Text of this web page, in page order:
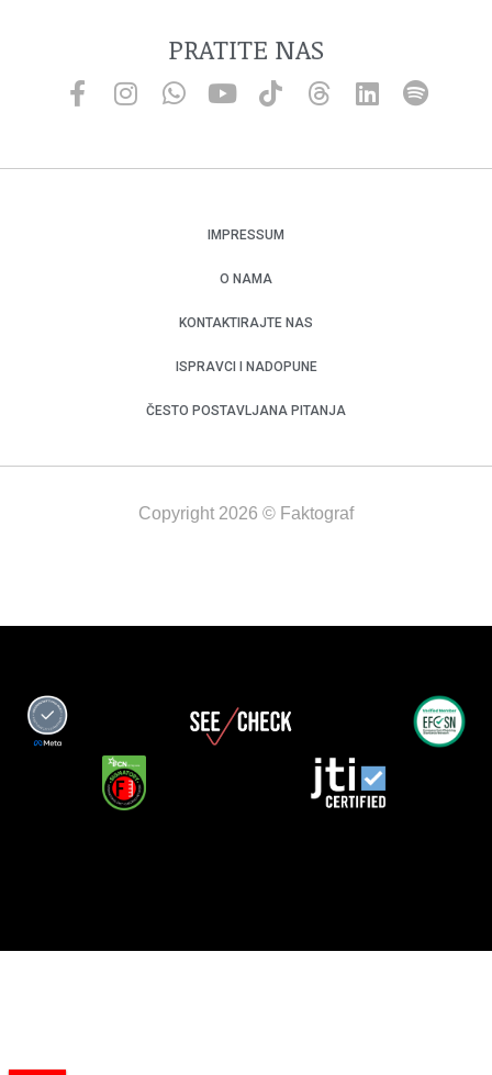
PRATITE NAS
IMPRESSUM
O NAMA
KONTAKTIRAJTE NAS
ISPRAVCI I NADOPUNE
ČESTO POSTAVLJANA PITANJA
Copyright 2026 © Faktograf